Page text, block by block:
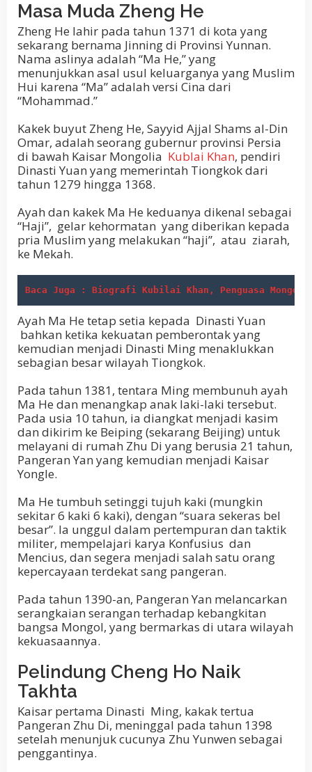
Masa Muda Zheng He
Zheng He lahir pada tahun 1371 di kota yang
sekarang bernama Jinning di Provinsi Yunnan.
Nama aslinya adalah “Ma He,” yang
menunjukkan asal usul keluarganya yang Muslim
Hui karena “Ma” adalah versi Cina dari
“Mohammad.”
Kakek buyut Zheng He, Sayyid Ajjal Shams al-Din
Omar, adalah seorang gubernur provinsi Persia
di bawah Kaisar Mongolia Kublai Khan, pendiri
Dinasti Yuan yang memerintah Tiongkok dari
tahun 1279 hingga 1368.
Ayah dan kakek Ma He keduanya dikenal sebagai
“Haji”, gelar kehormatan yang diberikan kepada
pria Muslim yang melakukan “haji”, atau ziarah,
ke Mekah.
Baca Juga : Biografi Kubilai Khan, Penguasa
Ayah Ma He tetap setia kepada Dinasti Yuan
bahkan ketika kekuatan pemberontak yang
kemudian menjadi Dinasti Ming menaklukkan
sebagian besar wilayah Tiongkok.
Pada tahun 1381, tentara Ming membunuh ayah
Ma He dan menangkap anak laki-laki tersebut.
Pada usia 10 tahun, ia diangkat menjadi kasim
dan dikirim ke Beiping (sekarang Beijing) untuk
melayani di rumah Zhu Di yang berusia 21 tahun,
Pangeran Yan yang kemudian menjadi Kaisar
Yongle.
Ma He tumbuh setinggi tujuh kaki (mungkin
sekitar 6 kaki 6 kaki), dengan “suara sekeras bel
besar”. Ia unggul dalam pertempuran dan taktik
militer, mempelajari karya Konfusius dan
Mencius, dan segera menjadi salah satu orang
kepercayaan terdekat sang pangeran.
Pada tahun 1390-an, Pangeran Yan melancarkan
serangkaian serangan terhadap kebangkitan
bangsa Mongol, yang bermarkas di utara wilayah
kekuasaannya.
Pelindung Cheng Ho Naik
Takhta
Kaisar pertama Dinasti Ming, kakak tertua
Pangeran Zhu Di, meninggal pada tahun 1398
setelah menunjuk cucunya Zhu Yunwen sebagai
penggantinya.